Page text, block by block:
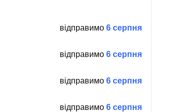
відправимо 6 серпня
відправимо 6 серпня
відправимо 6 серпня
відправимо 6 серпня